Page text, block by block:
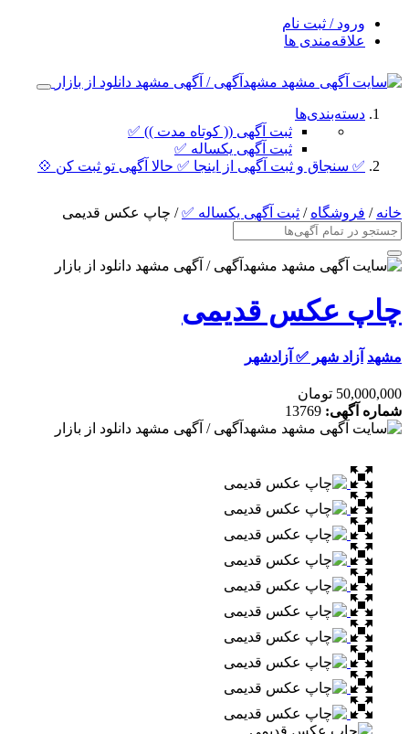
ورود / ثبت نام
علاقه‌مندی ها
دسته‌بندی‌ها
ثبت آگهی (( کوتاه مدت )) ✅
ثبت آگهی یکساله ✅
✅ سنجاق و ثبت آگهی از اینجا ✅ حالا آگهی تو ثبت کن 💠
خانه / فروشگاه / ثبت آگهی یکساله ✅/ چاپ عکس قدیمی
چاپ عکس قدیمی
مشهد آزاد شهر ✅ آزادشهر
50,000,000 تومان
شماره آگهی: 13769